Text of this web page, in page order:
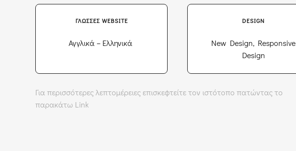
ΓΛΏΣΣΕΣ WEBSITE
Αγγλικά – Ελληνικά
DESIGN
New Design, Responsive
Design
Για περισσότερες λεπτομέρειες επισκεφτείτε τον ιστότοπο πατώντας το
παρακάτω Link